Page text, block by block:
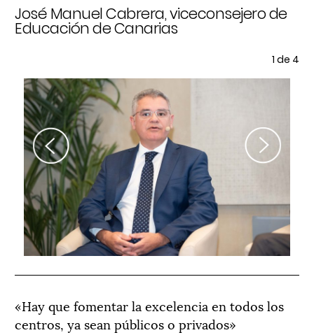
Previous
José Manuel Cabrera, viceconsejero de
Educación de Canarias
1 de 4
«Hay que fomentar la excelencia en todos los
centros, ya sean públicos o privados»
Next